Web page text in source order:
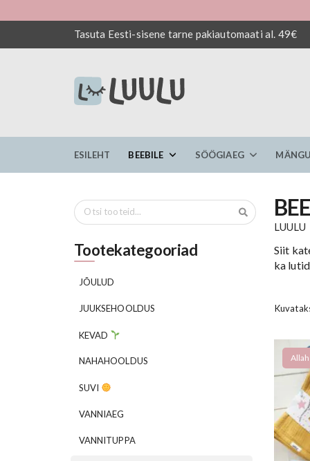
Tasuta Eesti-sisene tarne pakiautomaati al. 49€
ESILEHT BEEBILE SÖÖGIAEG
Otsi
Tootekategooriad
JÕULUD
JUUKSEHOOLDUS
KEVAD
NAHAHOOLDUS
SUVI
VANNIAEG
VANNITUPPA
LUULU
Siit
ka